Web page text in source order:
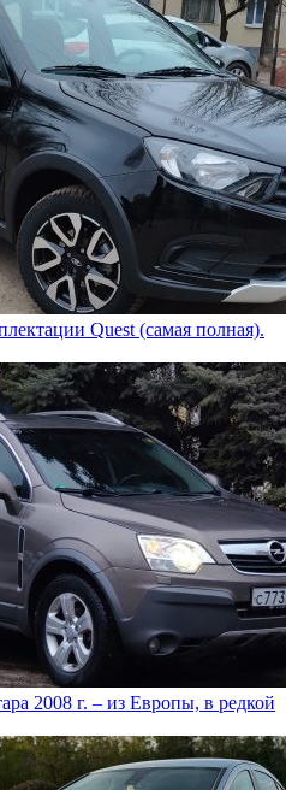
Quest (самая полная).
2008 г. – из Европы, в редкой